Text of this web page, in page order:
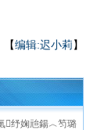
【编辑:迟小莉 】
纾婅兘鍚︿笉璐